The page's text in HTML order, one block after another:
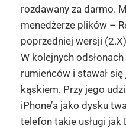
rozdawany za darmo.
menedżerze plików –
poprzedniej wersji
W kolejnych
rumieńców i stawał
kąskiem. Przy jego
iPhone’a jako dysku
telefon takie usługi jak